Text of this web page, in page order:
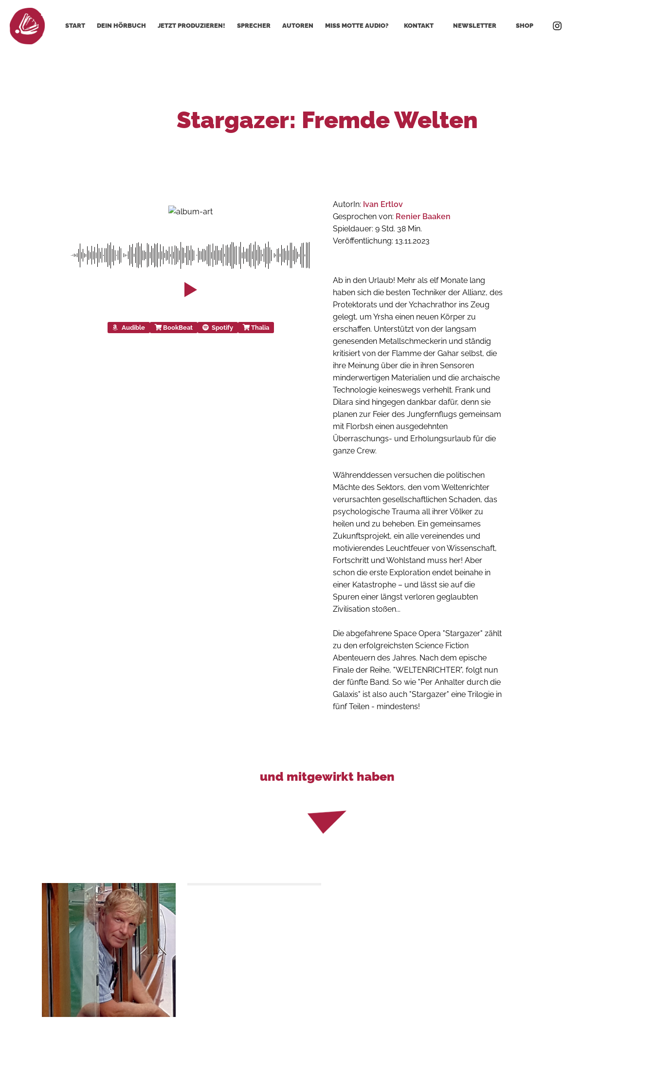
START DEIN HÖRBUCH JETZT PRODUZIEREN! SPRECHER AUTOREN MISS MOTTE AUDIO? KONTAKT NEWSLETTER SHOP
Stargazer: Fremde Welten
Audible BookBeat Spotify Thalia
AutorIn: Ivan Ertlov
Gesprochen von: Renier Baaken
Spieldauer: 9 Std. 38 Min.
Veröffentlichung: 13.11.2023
Ab in den Urlaub! Mehr als elf Monate lang
haben sich die besten Techniker der Allianz, des
Protektorats und der Ychachrathor ins Zeug
gelegt, um Yrsha einen neuen Körper zu
erschaffen. Unterstützt von der langsam
genesenden Metallschmeckerin und ständig
kritisiert von der Flamme der Gahar selbst, die
ihre Meinung über die in ihren Sensoren
minderwertigen Materialien und die archaische
Technologie keineswegs verhehlt. Frank und
Dilara sind hingegen dankbar dafür, denn sie
planen zur Feier des Jungfernflugs gemeinsam
mit Florbsh einen ausgedehnten
Überraschungs- und Erholungsurlaub für die
ganze Crew.
Währenddessen versuchen die politischen
Mächte des Sektors, den vom Weltenrichter
verursachten gesellschaftlichen Schaden, das
psychologische Trauma all ihrer Völker zu
heilen und zu beheben. Ein gemeinsames
Zukunftsprojekt, ein alle vereinendes und
motivierendes Leuchtfeuer von Wissenschaft,
Fortschritt und Wohlstand muss her! Aber
schon die erste Exploration endet beinahe in
einer Katastrophe – und lässt sie auf die
Spuren einer längst verloren geglaubten
Zivilisation stoßen...
Die abgefahrene Space Opera "Stargazer" zählt
zu den erfolgreichsten Science Fiction
Abenteuern des Jahres. Nach dem epische
Finale der Reihe, "WELTENRICHTER", folgt nun
der fünfte Band. So wie "Per Anhalter durch die
Galaxis" ist also auch "Stargazer" eine Trilogie in
fünf Teilen - mindestens!
und mitgewirkt haben